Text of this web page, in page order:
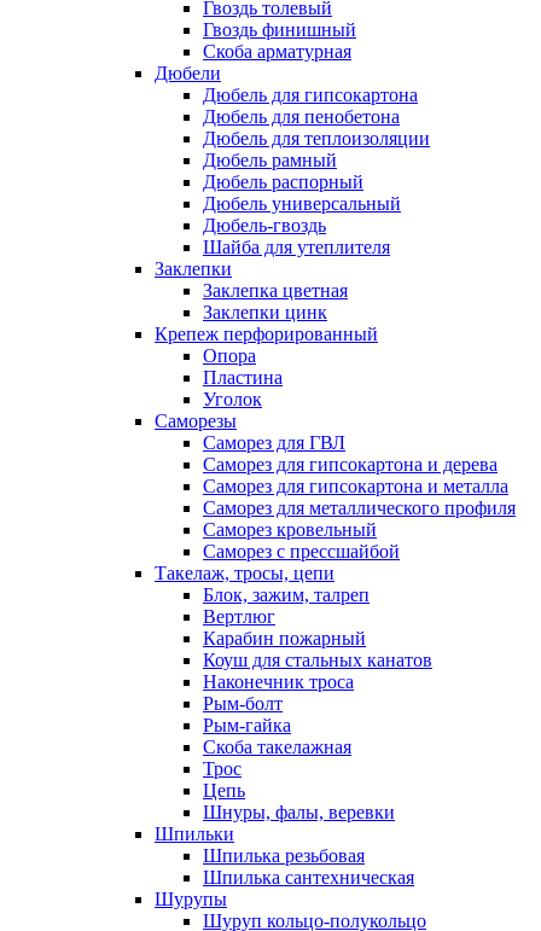
Гвоздь толевый
Гвоздь финишный
Скоба арматурная
Дюбели
Дюбель для гипсокартона
Дюбель для пенобетона
Дюбель для теплоизоляции
Дюбель рамный
Дюбель распорный
Дюбель универсальный
Дюбель-гвоздь
Шайба для утеплителя
Заклепки
Заклепка цветная
Заклепки цинк
Крепеж перфорированный
Опора
Пластина
Уголок
Саморезы
Саморез для ГВЛ
Саморез для гипсокартона и дерева
Саморез для гипсокартона и металла
Саморез для металлического профиля
Саморез кровельный
Саморез с прессшайбой
Такелаж, тросы, цепи
Блок, зажим, талреп
Вертлюг
Карабин пожарный
Коуш для стальных канатов
Наконечник троса
Рым-болт
Рым-гайка
Скоба такелажная
Трос
Цепь
Шнуры, фалы, веревки
Шпильки
Шпилька резьбовая
Шпилька сантехническая
Шурупы
Шуруп кольцо-полукольцо